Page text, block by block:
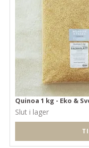
Quinoa 1 kg - Eko &
Slut i lager